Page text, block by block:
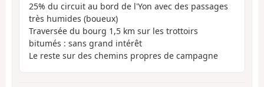
25% du circuit au bord de l'Yon avec des passages
très humides (boueux)
Traversée du bourg 1,5 km sur les trottoirs
bitumés : sans grand intérêt
Le reste sur des chemins propres de campagne